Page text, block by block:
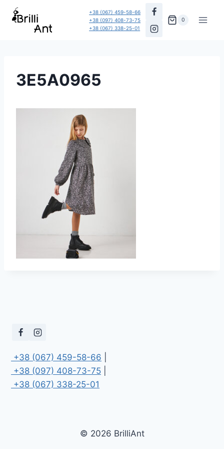
Перейти
+38 (067) 459-58-66
+38 (097) 408-73-75
+38 (067) 338-25-01
0
3E5A0965
+38 (067) 459-58-66
+38 (097) 408-73-75
+38 (067) 338-25-01
© 2026 BrilliAnt